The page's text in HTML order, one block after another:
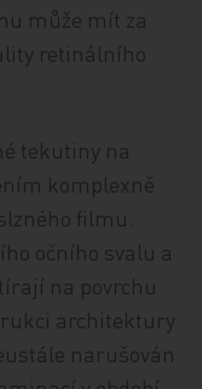
může mít za
retinálního
tekutiny na
komplexně
filmu.
očního svalu a
na povrchu
architektury
narušován